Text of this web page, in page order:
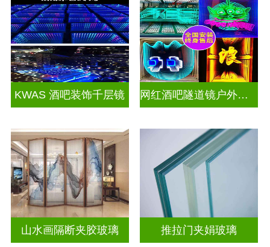
KWAS 酒吧装饰千层镜 网红酒吧隧道镜户外门头招牌千层镜深渊镜
山水画隔断夹胶玻璃 推拉门夹娟玻璃